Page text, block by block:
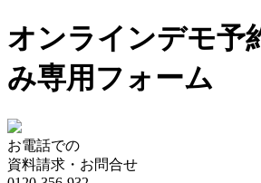
オンラインデモ予
み専用フォーム
お電話での
資料請求・お問合せ